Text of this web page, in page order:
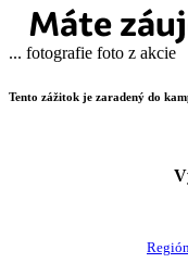
Máte
... fotografie foto z akcie
Tento zážitok je zaradený do